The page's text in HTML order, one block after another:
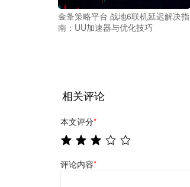
金夆策略平台 战地6联机延迟解决指
南：UU加速器与优化技巧
相关评论
本文评分*
评论内容*